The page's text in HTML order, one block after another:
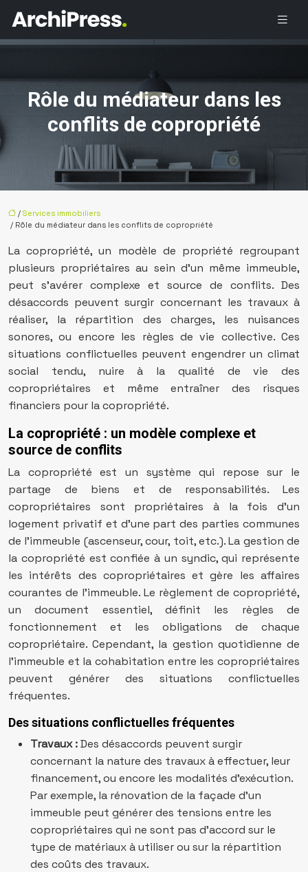
Rôle du médiateur dans les
conflits de copropriété
/ Services immobiliers
/ Rôle du médiateur dans les conflits de copropriété
La copropriété, un modèle de propriété regroupant
plusieurs propriétaires au sein d’un même immeuble,
peut s’avérer complexe et source de conflits. Des
désaccords peuvent surgir concernant les travaux à
réaliser, la répartition des charges, les nuisances
sonores, ou encore les règles de vie collective. Ces
situations conflictuelles peuvent engendrer un climat
social tendu, nuire à la qualité de vie des
copropriétaires et même entraîner des risques
financiers pour la copropriété.
La copropriété : un modèle complexe et
source de conflits
La copropriété est un système qui repose sur le
partage de biens et de responsabilités. Les
copropriétaires sont propriétaires à la fois d’un
logement privatif et d’une part des parties communes
de l’immeuble (ascenseur, cour, toit, etc.). La gestion de
la copropriété est confiée à un syndic, qui représente
les intérêts des copropriétaires et gère les affaires
courantes de l’immeuble. Le règlement de copropriété,
un document essentiel, définit les règles de
fonctionnement et les obligations de chaque
copropriétaire. Cependant, la gestion quotidienne de
l’immeuble et la cohabitation entre les copropriétaires
peuvent générer des situations conflictuelles
fréquentes.
Des situations conflictuelles fréquentes
Travaux :Des désaccords peuvent surgir
concernant la nature des travaux à effectuer, leur
financement, ou encore les modalités d’exécution.
Par exemple, la rénovation de la façade d’un
immeuble peut générer des tensions entre les
copropriétaires qui ne sont pas d’accord sur le
type de matériaux à utiliser ou sur la répartition
des coûts des travaux.